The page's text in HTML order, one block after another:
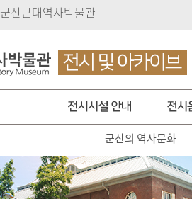
군산근대역사박물관
군산의 역사문화